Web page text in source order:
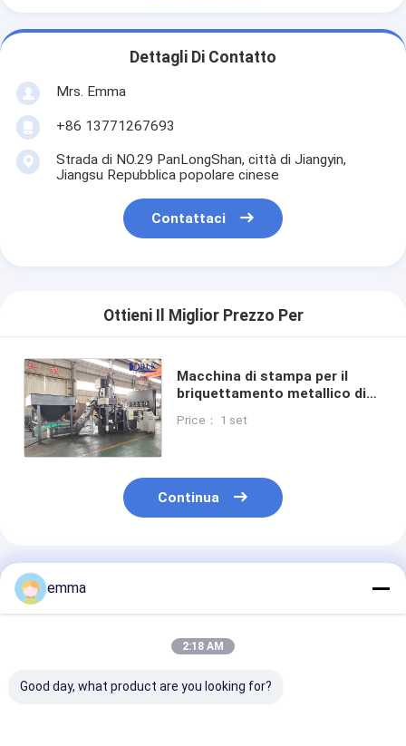
Dettagli Di Contatto
Mrs. Emma
+86 13771267693
Strada di NO.29 PanLongShan, città di Jiangyin,
Jiangsu Repubblica popolare cinese
Contattaci
Ottieni Il Miglior Prezzo Per
Macchina di stampa per il
briquettamento metallico di
caratteristiche di sicurezza
Price： 1 set
Continua
Prodotti Raccomandati
emma
2:18 AM
Good day, what product are you looking for?